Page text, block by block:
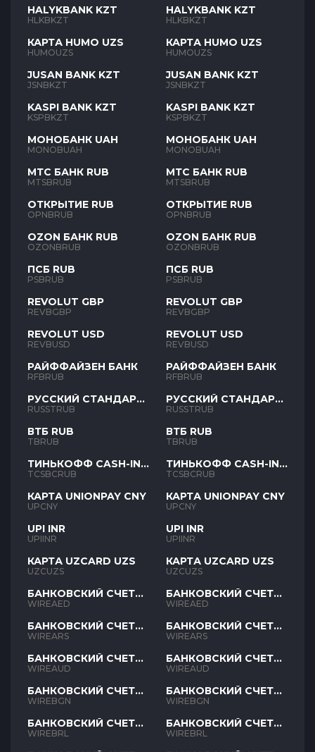
HALYKBANK KZT
HLKBKZT
КАРТА HUMO UZS
HUMOUZS
JUSAN BANK KZT
JSNBKZT
KASPI BANK KZT
KSPBKZT
МОНОБАНК UAH
MONOBUAH
МТС БАНК RUB
MTSBRUB
ОТКРЫТИЕ RUB
OPNBRUB
OZON БАНК RUB
OZONBRUB
ПСБ RUB
PSBRUB
REVOLUT GBP
REVBGBP
REVOLUT USD
REVBUSD
РАЙФФАЙЗЕН БАНК
RFBRUB
РУССКИЙ СТАНДАРТ
RUB
RUSSTRUB
ВТБ RUB
TBRUB
ТИНЬКОФФ CASH-IN
RUB
TCSBCRUB
КАРТА UNIONPAY CNY
UPCNY
UPI INR
UPIINR
КАРТА UZCARD UZS
UZCUZS
БАНКОВСКИЙ СЧЕТ
AED
WIREAED
БАНКОВСКИЙ СЧЕТ
ARS
WIREARS
БАНКОВСКИЙ СЧЕТ
AUD
WIREAUD
БАНКОВСКИЙ СЧЕТ
BGN
WIREBGN
БАНКОВСКИЙ СЧЕТ
BRL
WIREBRL
HALYKBANK KZT
HLKBKZT
КАРТА HUMO UZS
HUMOUZS
JUSAN BANK KZT
JSNBKZT
KASPI BANK KZT
KSPBKZT
МОНОБАНК UAH
MONOBUAH
МТС БАНК RUB
MTSBRUB
ОТКРЫТИЕ RUB
OPNBRUB
OZON БАНК RUB
OZONBRUB
ПСБ RUB
PSBRUB
REVOLUT GBP
REVBGBP
REVOLUT USD
REVBUSD
РАЙФФАЙЗЕН БАНК
RFBRUB
РУССКИЙ СТАНДАРТ
RUB
RUSSTRUB
ВТБ RUB
TBRUB
ТИНЬКОФФ CASH-IN
RUB
TCSBCRUB
КАРТА UNIONPAY CNY
UPCNY
UPI INR
UPIINR
КАРТА UZCARD UZS
UZCUZS
БАНКОВСКИЙ СЧЕТ
AED
WIREAED
БАНКОВСКИЙ СЧЕТ
ARS
WIREARS
БАНКОВСКИЙ СЧЕТ
AUD
WIREAUD
БАНКОВСКИЙ СЧЕТ
BGN
WIREBGN
БАНКОВСКИЙ СЧЕТ
BRL
WIREBRL